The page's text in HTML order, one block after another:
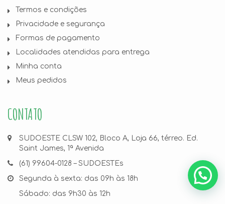
Termos e condições
Privacidade e segurança
Formas de pagamento
Localidades atendidas para entrega
Minha conta
Meus pedidos
CONTATO
SUDOESTE CLSW 102, Bloco A, Loja 66, térreo. Ed.
Saint James, 1ª Avenida
(61) 99604-0128 – SUDOESTEs
Segunda à sexta: das 09h às 18h
Sábado: das 9h30 às 12h